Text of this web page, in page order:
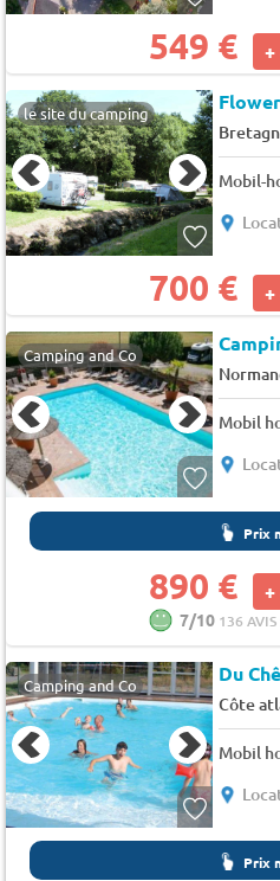
549 €
le site du camping
700 €
Camping and Co
Mobil
Prix
890 €
7/10 136 AVIS
Camping and Co Du
Côte
Mobil
Prix